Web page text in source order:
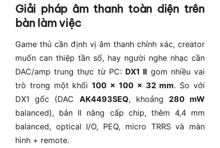
Giải pháp âm thanh toàn diện trên
bàn làm việc
Game thủ cần định vị âm thanh chính xác, creator
muốn can thiệp tần số, hay người nghe nhạc cần
DAC/amp trung thực từ PC: DX1 II gom nhiều vai
trò trong một khối100 × 100 × 32 mm. So với
DX1 gốc (DAC AK4493SEQ, khoảng 280 mW
balanced), bản II nâng cấp chip, thêm 4,4 mm
balanced, optical I/O, PEQ, micro TRRS và màn
hình + remote.